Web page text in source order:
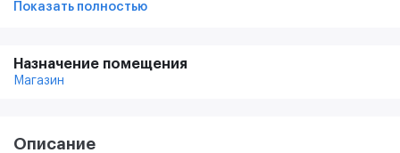
Показать полностью
Назначение помещения
Магазин
Описание